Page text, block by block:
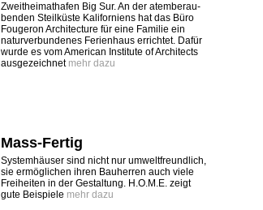
Zweitheimathafen Big Sur. An der atem­berau­
benden Steilküste Kaliforniens hat das Büro
Fougeron Architecture für eine Familie ein
naturverbundenes Ferienhaus errichtet. Dafür
wurde es vom American Institute of Architects
ausgezeichnet mehr dazu
Mass-Fertig
Systemhäuser sind nicht nur umwelt­freundlich,
sie ermöglichen ihren Bauherren auch viele
Freiheiten in der Gestaltung. H.O.M.E. zeigt
gute Beispiele mehr dazu